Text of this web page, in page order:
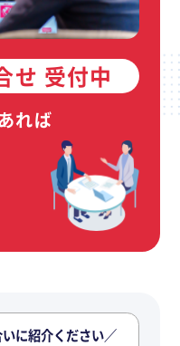
せ 受付中
れば
に紹介ください／